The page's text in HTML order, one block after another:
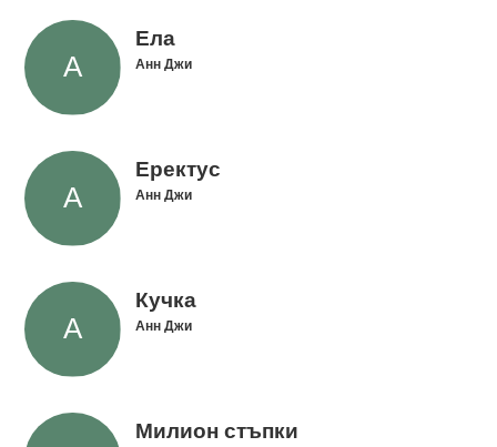
Ела
Анн Джи
Еректус
Анн Джи
Кучка
Анн Джи
Милион стъпки